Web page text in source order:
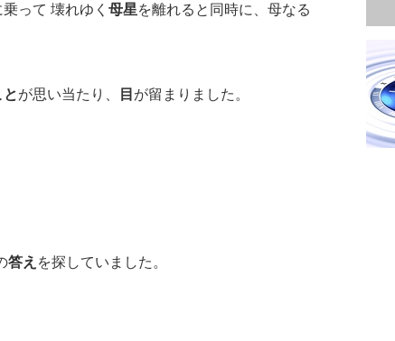
乗って 壊れゆく 母星を離れると同時に、母なる
が思い当たり、 目 が留まりました。
答え を探していました。